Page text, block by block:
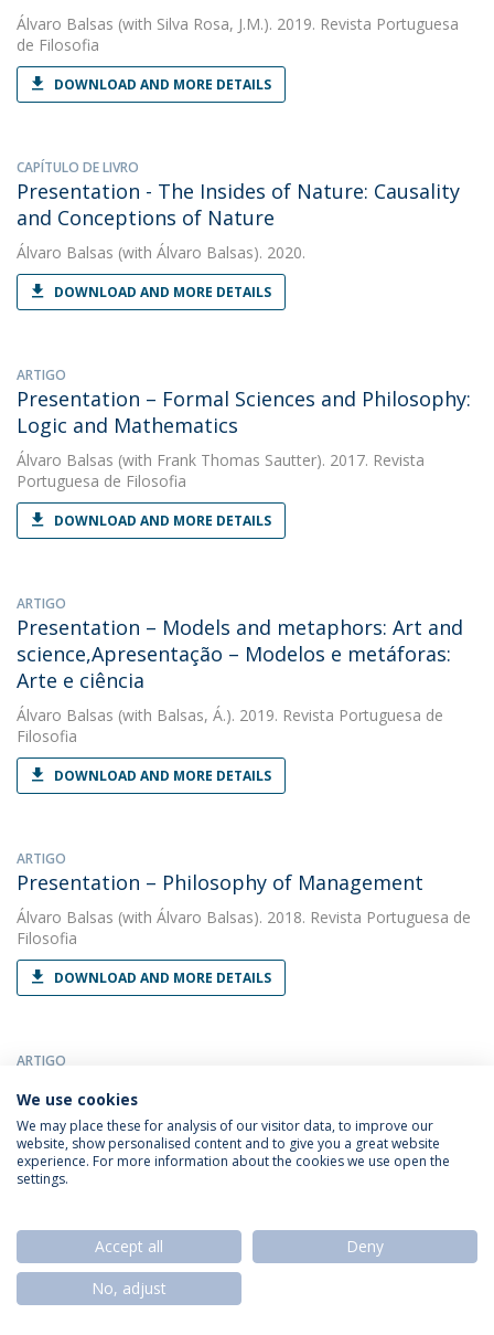
Álvaro Balsas (with Silva Rosa, J.M.). 2019. Revista Portuguesa
de Filosofia
DOWNLOAD AND MORE DETAILS
CAPÍTULO DE LIVRO
Presentation - The Insides of Nature: Causality
and Conceptions of Nature
Álvaro Balsas (with Álvaro Balsas). 2020.
DOWNLOAD AND MORE DETAILS
ARTIGO
Presentation – Formal Sciences and Philosophy:
Logic and Mathematics
Álvaro Balsas (with Frank Thomas Sautter). 2017. Revista
Portuguesa de Filosofia
DOWNLOAD AND MORE DETAILS
ARTIGO
Presentation – Models and metaphors: Art and
science,Apresentação – Modelos e metáforas:
Arte e ciência
Álvaro Balsas (with Balsas, Á.). 2019. Revista Portuguesa de
Filosofia
DOWNLOAD AND MORE DETAILS
ARTIGO
Presentation – Philosophy of Management
Álvaro Balsas (with Álvaro Balsas). 2018. Revista Portuguesa de
Filosofia
DOWNLOAD AND MORE DETAILS
ARTIGO
Philosophy
Álvaro Balsas(with Balsas, Álvaro). 2015. Revista Portuguesa de
Filosofia
Presentation - Iberian Peace School: Natural
We use cookies
We may place these for analysis of our visitor data, to improve our
website, show personalised content and to give you a great website
experience. For more information about the cookies we use open the
settings.
Accept all
Deny
No, adjust